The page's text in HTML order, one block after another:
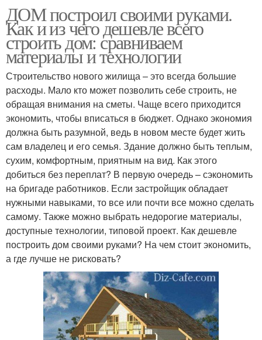
ДОМ построил своими руками.
Как и из чего дешевле всего
строить дом: сравниваем
материалы и технологии
Строительство нового жилища – это всегда большие
расходы. Мало кто может позволить себе строить, не
обращая внимания на сметы. Чаще всего приходится
экономить, чтобы вписаться в бюджет. Однако экономия
должна быть разумной, ведь в новом месте будет жить
сам владелец и его семья. Здание должно быть теплым,
сухим, комфортным, приятным на вид. Как этого
добиться без переплат? В первую очередь – сэкономить
на бригаде работников. Если застройщик обладает
нужными навыками, то все или почти все можно сделать
самому. Также можно выбрать недорогие материалы,
доступные технологии, типовой проект. Как дешевле
построить дом своими руками? На чем стоит экономить,
а где лучше не рисковать?